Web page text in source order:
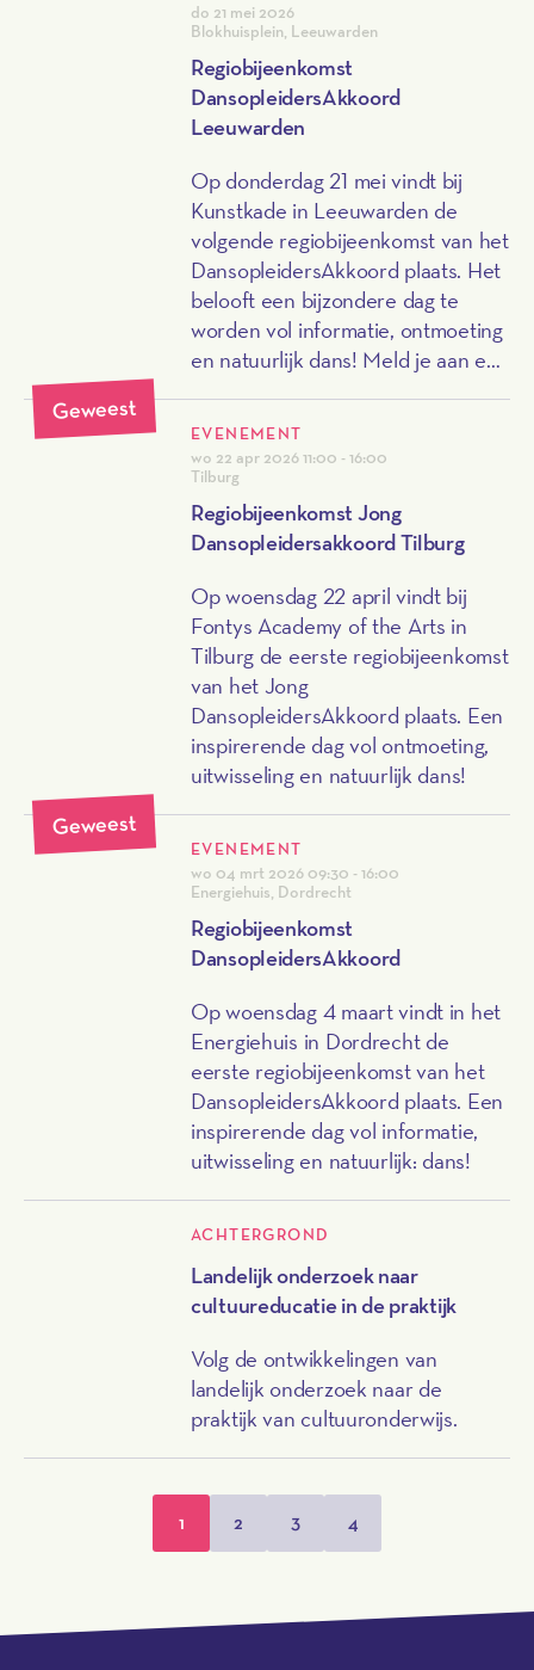
do 21 mei 2026
Blokhuisplein, Leeuwarden
Regiobijeenkomst
DansopleidersAkkoord
Leeuwarden
Op donderdag 21 mei vindt bij
Kunstkade in Leeuwarden de
volgende regiobijeenkomst van het
DansopleidersAkkoord plaats. Het
belooft een bijzondere dag te
worden vol informatie, ontmoeting
en natuurlijk dans! Meld je aan en
Geweest
EVENEMENT
wo 22 apr 202611:00 - 16:00
Tilburg
Regiobijeenkomst Jong
Dansopleidersakkoord Tilburg
Op woensdag 22 april vindt bij
Fontys Academy of the Arts in
Tilburg de eerste regiobijeenkomst
van het Jong
DansopleidersAkkoord plaats. Een
inspirerende dag vol ontmoeting,
uitwisseling en natuurlijk dans!
Geweest
EVENEMENT
wo 04 mrt 2026 09:30 - 16:00
Energiehuis, Dordrecht
Regiobijeenkomst
DansopleidersAkkoord
Op woensdag 4 maart vindt in het
Energiehuis in Dordrecht de
eerste regiobijeenkomst van het
DansopleidersAkkoord plaats. Een
inspirerende dag vol informatie,
uitwisseling en natuurlijk: dans!
ACHTERGROND
Landelijk onderzoek naar
cultuureducatie in de praktijk
Volg de ontwikkelingen van
landelijk onderzoek naar de
praktijk van cultuuronderwijs.
1 2 3 4